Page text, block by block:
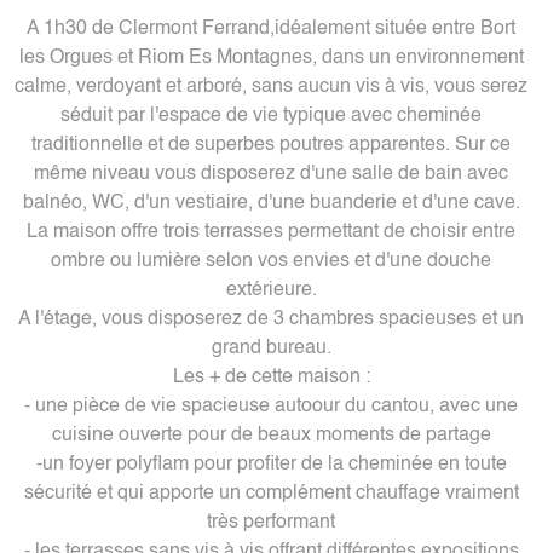
A 1h30 de Clermont Ferrand,idéalement située entre Bort
les Orgues et Riom Es Montagnes, dans un environnement
calme, verdoyant et arboré, sans aucun vis à vis, vous serez
séduit par l'espace de vie typique avec cheminée
traditionnelle et de superbes poutres apparentes. Sur ce
même niveau vous disposerez d'une salle de bain avec
balnéo, WC, d'un vestiaire, d'une buanderie et d'une cave.
La maison offre trois terrasses permettant de choisir entre
ombre ou lumière selon vos envies et d'une douche
extérieure.
A l'étage, vous disposerez de 3 chambres spacieuses et un
grand bureau.
Les + de cette maison :
- une pièce de vie spacieuse autoour du cantou, avec une
cuisine ouverte pour de beaux moments de partage
-un foyer polyflam pour profiter de la cheminée en toute
sécurité et qui apporte un complément chauffage vraiment
très performant